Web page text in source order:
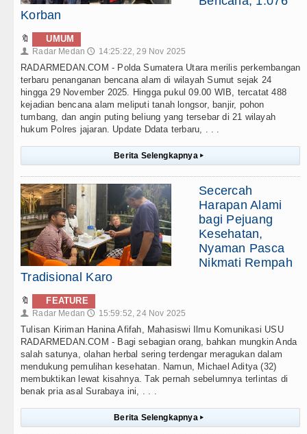
Korban
🔖 UMUM
👤 Radar Medan 🕔 14:25:22, 29 Nov 2025
RADARMEDAN.COM - Polda Sumatera Utara merilis perkembangan
terbaru penanganan bencana alam di wilayah Sumut sejak 24
hingga 29 November 2025. Hingga pukul 09.00 WIB, tercatat 488
kejadian bencana alam meliputi tanah longsor, banjir, pohon
tumbang, dan angin puting beliung yang tersebar di 21 wilayah
hukum Polres jajaran. Update Ddata terbaru, . . .
Berita Selengkapnya ▸
Secercah
Harapan Alami
bagi Pejuang
Kesehatan,
Nyaman Pasca
Nikmati Rempah
Tradisional Karo
🔖 FEATURE
👤 Radar Medan 🕔 15:59:52, 24 Nov 2025
Tulisan Kiriman Hanina Afifah, Mahasiswi Ilmu Komunikasi USU
RADARMEDAN.COM - Bagi sebagian orang, bahkan mungkin Anda
salah satunya, olahan herbal sering terdengar meragukan dalam
mendukung pemulihan kesehatan. Namun, Michael Aditya (32)
membuktikan lewat kisahnya. Tak pernah sebelumnya terlintas di
benak pria asal Surabaya ini, . . .
Berita Selengkapnya ▸